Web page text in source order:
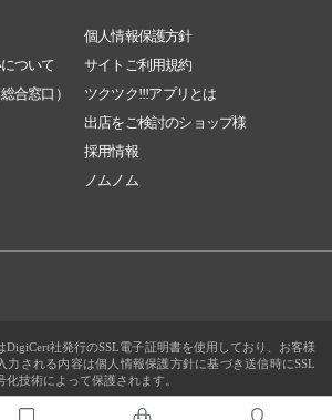
個人情報保護方針
ついて
サイトご利用規約
合窓口）
ツクツク!!!アプリとは
出店をご検討のショップ様
採用情報
ノムノム
DigiCert社発行のSSL電子証明書を使用しており、お客様
力される内容は個人情報保護方針に基づき送信時にSSL
化技術によって保護されます。